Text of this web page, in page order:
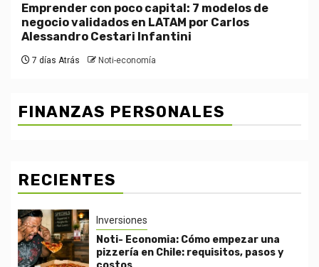
Emprender con poco capital: 7 modelos de
negocio validados en LATAM por Carlos
Alessandro Cestari Infantini
7 días Atrás Noti-economía
FINANZAS PERSONALES
RECIENTES
Inversiones
Noti- Economia: Cómo empezar una
pizzería en Chile: requisitos, pasos y